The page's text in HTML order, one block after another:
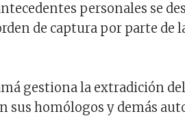
personales se
de captura por parte de
gestiona la extradición
sus homólogos y demás